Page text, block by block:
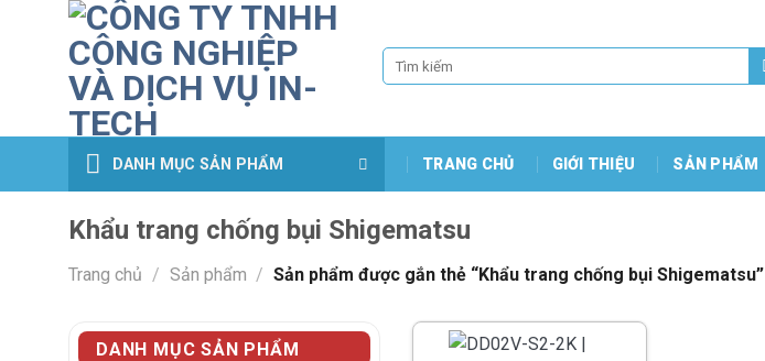
Tìm
kiếm:
DANH MỤC SẢN PHẨM TRANG CHỦ GIỚI THIỆU SẢN PHẨM
Khẩu trang chống bụi Shigematsu
Trang chủ / Sản phẩm / Sản phẩm được gắn thẻ “Khẩu trang chống bụi Shigematsu”
DANH MỤC SẢN PHẨM